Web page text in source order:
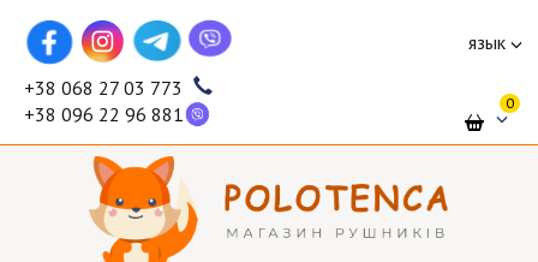
язык
+38 068 27 03 773
+38 096 22 96 881
0